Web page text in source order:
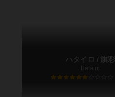
ハタイロ / 旗彩
Hatairo